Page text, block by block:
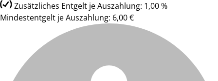
Zusätzliches Entgelt je Auszahlung: 1,00 %
Mindestentgelt je Auszahlung: 6,00 €